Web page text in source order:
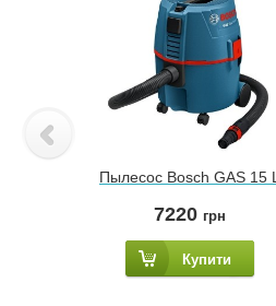
Пылесос Bosch GAS 15 L
7220 грн
Купити